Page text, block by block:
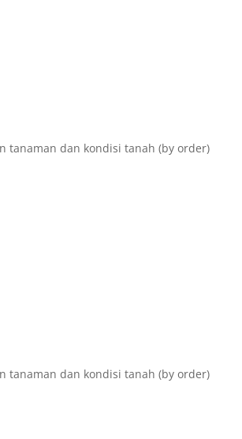
tanaman dan kondisi tanah (by order)
tanaman dan kondisi tanah (by order)